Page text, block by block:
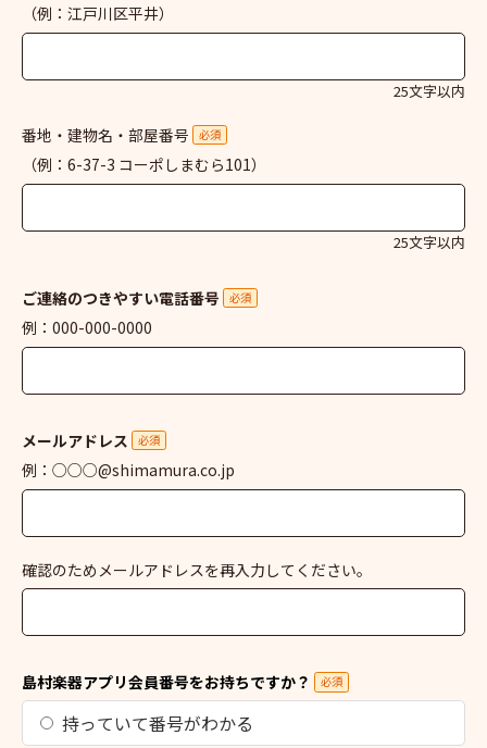
（例：江戸川区平井）
25文字以内
番地・建物名・部屋番号 必須
（例：6-37-3 コーポしまむら101）
25文字以内
ご連絡のつきやすい電話番号 必須
例：000-000-0000
メールアドレス 必須
例：○○○@shimamura.co.jp
確認のためメールアドレスを再入力してください。
島村楽器アプリ会員番号をお持ちですか？ 必須
持っていて番号がわかる